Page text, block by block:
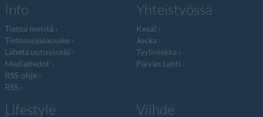
Info
Tietoa meistä
Tietosuojalauseke
Lähetä uutisvinkki
Mediatiedot
RSS-ohje
RSS
Yhteistyössä
Kesä!
Jocka
Tyyliniekka
Päivän Lehti
Lifestyle Viihde